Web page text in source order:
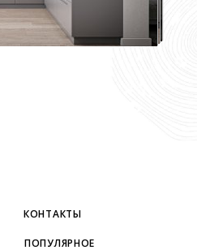
КОНТАКТЫ
ПОПУЛЯРНОЕ